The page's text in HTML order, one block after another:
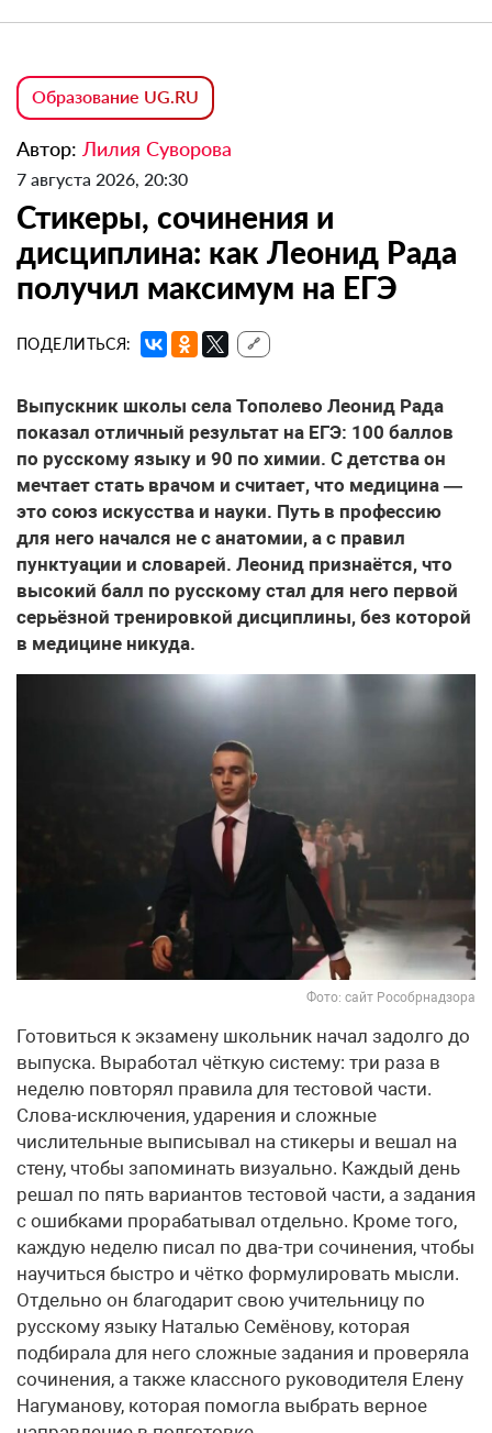
Образование UG.RU
Автор: Лилия Суворова
7 августа 2026, 20:30
Стикеры, сочинения и
дисциплина: как Леонид Рада
получил максимум на ЕГЭ
ПОДЕЛИТЬСЯ: 🔗
Выпускник школы села Тополево Леонид Рада
показал отличный результат на ЕГЭ: 100 баллов
по русскому языку и 90 по химии. С детства он
мечтает стать врачом и считает, что медицина —
это союз искусства и науки. Путь в профессию
для него начался не с анатомии, а с правил
пунктуации и словарей. Леонид признаётся, что
высокий балл по русскому стал для него первой
серьёзной тренировкой дисциплины, без которой
в медицине никуда.
Фото: сайт Рособрнадзора
Готовиться к экзамену школьник начал задолго до
выпуска. Выработал чёткую систему: три раза в
неделю повторял правила для тестовой части.
Слова-исключения, ударения и сложные
числительные выписывал на стикеры и вешал на
стену, чтобы запоминать визуально. Каждый день
решал по пять вариантов тестовой части, а задания
с ошибками прорабатывал отдельно. Кроме того,
каждую неделю писал по два-три сочинения, чтобы
научиться быстро и чётко формулировать мысли.
Отдельно он благодарит свою учительницу по
русскому языку Наталью Семёнову, которая
подбирала для него сложные задания и проверяла
сочинения, а также классного руководителя Елену
Нагуманову, которая помогла выбрать верное